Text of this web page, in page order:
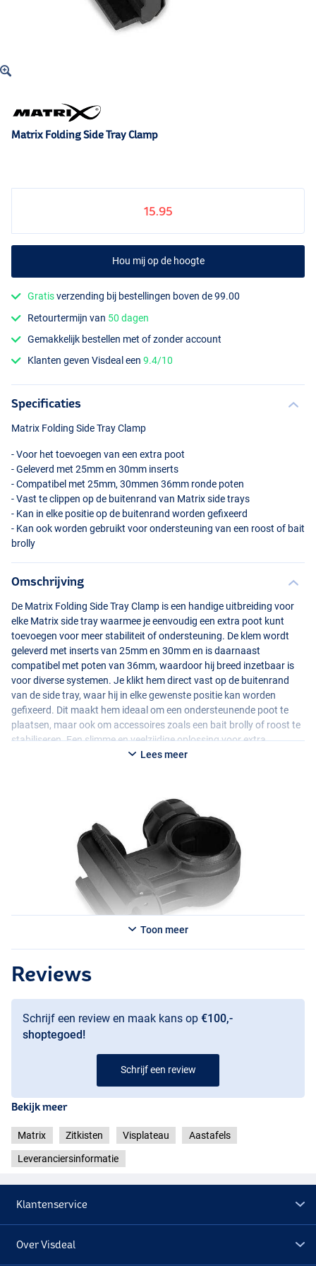
Matrix Folding Side Tray Clamp
15.95
Hou mij op de hoogte
Gratisverzending bij bestellingen boven de 99.00
Retourtermijn van 50 dagen
Gemakkelijk bestellen met of zonder account
Klanten geven Visdeal een9.4/10
Specificaties
Matrix Folding Side Tray Clamp
- Voor het toevoegen van een extra poot
- Geleverd met 25mm en 30mm inserts
- Compatibel met 25mm, 30mmen 36mm ronde poten
- Vast te clippen op de buitenrand van Matrix side trays
- Kan in elke positie op de buitenrand worden gefixeerd
- Kan ook worden gebruikt voor ondersteuning van een roost of bait
brolly
Omschrijving
De Matrix Folding Side Tray Clamp is een handige uitbreiding voor
elke Matrix side tray waarmee je eenvoudig een extra poot kunt
toevoegen voor meer stabiliteit of ondersteuning. De klem wordt
geleverd met inserts van 25mm en 30mm en is daarnaast
compatibel met poten van 36mm, waardoor hij breed inzetbaar is
voor diverse systemen. Je klikt hem direct vast op de buitenrand
van de side tray, waar hij in elke gewenste positie kan worden
gefixeerd. Dit maakt hem ideaal om een ondersteunende poot te
plaatsen, maar ook om accessoires zoals een bait brolly of roost te
stabiliseren. Een slimme en veelzijdige oplossing voor extra
stevigheid aan de waterkant. Lees meer
Toon meer
Reviews
Schrijf een review en maak kans op €100,-
shoptegoed!
Schrijf een review
Bekijk meer
Matrix Zitkisten Visplateau Aastafels
Leveranciersinformatie
Klantenservice
Over Visdeal